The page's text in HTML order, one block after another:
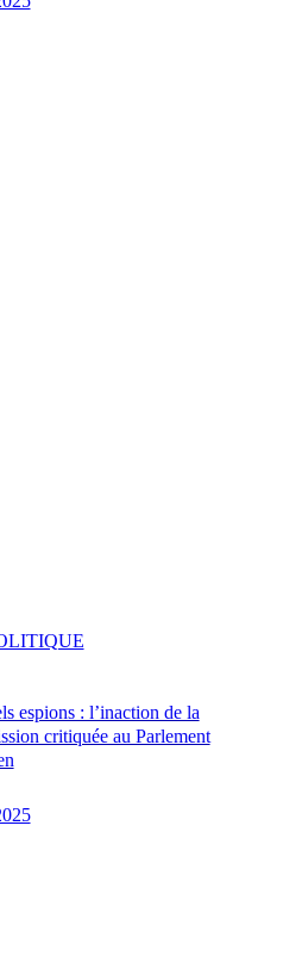
espions : l’inaction de la
critiquée au Parlement